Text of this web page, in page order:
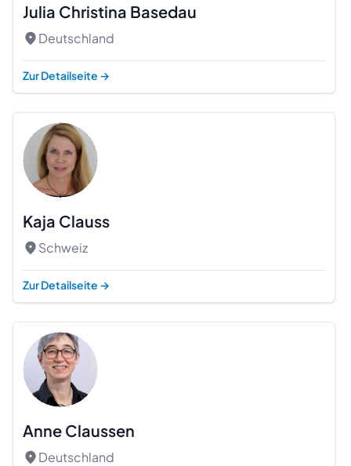
Julia Christina Basedau
Deutschland
Zur Detailseite →
Kaja Clauss
Schweiz
Zur Detailseite →
Anne Claussen
Deutschland